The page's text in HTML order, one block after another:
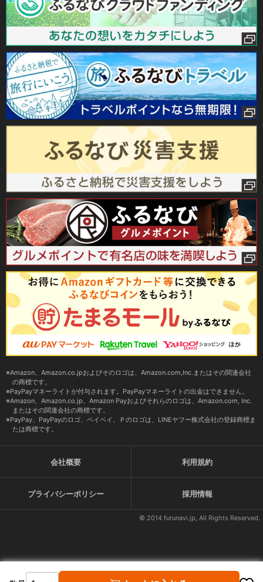
Amazon、Amazon.co.jpおよびそのロゴは、Amazon.com,Inc.またはその関連会社
の商標です。
PayPayマネーライトが付与されます。PayPayマネーライトの出金はできません。
Amazon、Amazon.co.jp、Amazon Payおよびそれらのロゴは、Amazon.com, Inc.
またはその関連会社の商標です。
PayPay、PayPayのロゴ、ペイペイ、Ｐのロゴは、LINEヤフー株式会社の登録商標ま
たは商標です。
会社概要 利用規約
プライバシーポリシー 採用情報
© 2014 furunavi.jp, All Rights Reserved.